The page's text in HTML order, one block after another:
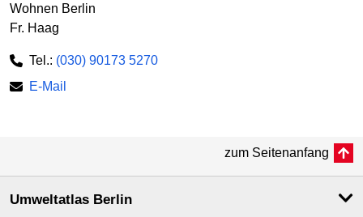
Wohnen Berlin
Fr. Haag
Tel.: (030) 90173 5270
E-Mail
zum Seitenanfang
Umweltatlas Berlin